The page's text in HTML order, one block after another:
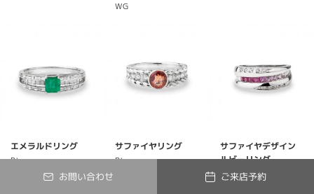
WG
エメラルドリング
Pt
サファイヤリング
Pt
サファイヤデザイン
ルビーリング
K18WG
お問い合わせ ご来店予約